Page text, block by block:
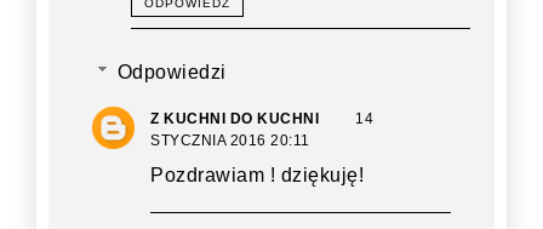
ODPOWIEDZ
Odpowiedzi
Z KUCHNI DO KUCHNI
14
STYCZNIA 2016 20:11
Pozdrawiam ! dziękuję!